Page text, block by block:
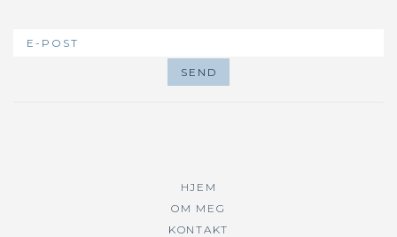
HJEM
OM MEG
KONTAKT